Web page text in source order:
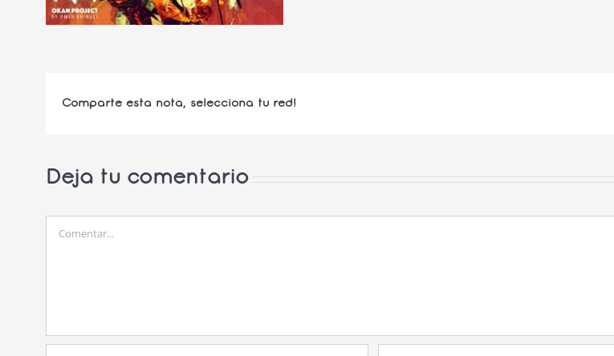
Comparte esta nota, selecciona tu red!
Deja tu comentario